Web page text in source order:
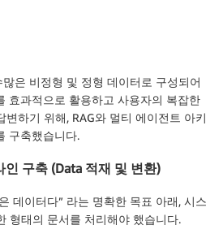
은 비정형 및 정형 데이터로 구성되어
효과적으로 활용하고 사용자의 복잡한
변하기 위해, RAG와 멀티 에이전트 아키
구축했습니다.
구축 (Data 적재 및 변환)
데이터다” 라는 명확한 목표 아래, 시스
형태의 문서를 처리해야 했습니다.